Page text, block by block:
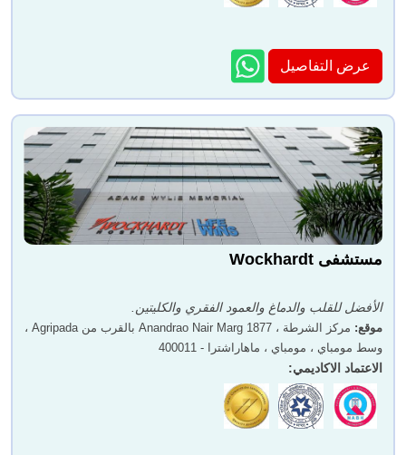
عرض التفاصيل
مستشفى Wockhardt
الأفضل للقلب والدماغ والعمود الفقري والكليتين.
موقع:
مركز الشرطة ، 1877 Anandrao Nair Marg بالقرب من Agripada ،
وسط مومباي ، مومباي ، ماهاراشترا - 400011
الاعتماد الاكاديمي: